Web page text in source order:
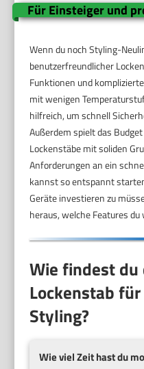
Für Einsteiger und
Wenn du noch Styling-
benutzerfreundlicher
Funktionen und
mit wenigen
hilfreich, um schnell
Außerdem spielt das
Lockenstäbe mit soliden
Anforderungen an ein
kannst so entspannt
Geräte investieren zu
heraus, welche Features
Wie findest
Lockenstab
Styling?
Wie viel Zeit hast du